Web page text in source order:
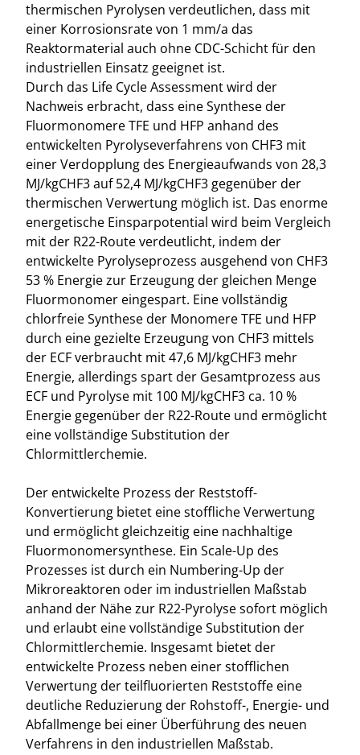
thermischen Pyrolysen verdeutlichen, dass mit
einer Korrosionsrate von 1 mm/a das
Reaktormaterial auch ohne CDC-Schicht für den
industriellen Einsatz geeignet ist.
Durch das Life Cycle Assessment wird der
Nachweis erbracht, dass eine Synthese der
Fluormonomere TFE und HFP anhand des
entwickelten Pyrolyseverfahrens von CHF3 mit
einer Verdopplung des Energieaufwands von 28,3
MJ/kgCHF3 auf 52,4 MJ/kgCHF3 gegenüber der
thermischen Verwertung möglich ist. Das enorme
energetische Einsparpotential wird beim Vergleich
mit der R22-Route verdeutlicht, indem der
entwickelte Pyrolyseprozess ausgehend von CHF3
53 % Energie zur Erzeugung der gleichen Menge
Fluormonomer eingespart. Eine vollständig
chlorfreie Synthese der Monomere TFE und HFP
durch eine gezielte Erzeugung von CHF3 mittels
der ECF verbraucht mit 47,6 MJ/kgCHF3 mehr
Energie, allerdings spart der Gesamtprozess aus
ECF und Pyrolyse mit 100 MJ/kgCHF3 ca. 10 %
Energie gegenüber der R22-Route und ermöglicht
eine vollständige Substitution der
Chlormittlerchemie.
Der entwickelte Prozess der Reststoff-
Konvertierung bietet eine stoffliche Verwertung
und ermöglicht gleichzeitig eine nachhaltige
Fluormonomersynthese. Ein Scale-Up des
Prozesses ist durch ein Numbering-Up der
Mikroreaktoren oder im industriellen Maßstab
anhand der Nähe zur R22-Pyrolyse sofort möglich
und erlaubt eine vollständige Substitution der
Chlormittlerchemie. Insgesamt bietet der
entwickelte Prozess neben einer stofflichen
Verwertung der teilfluorierten Reststoffe eine
deutliche Reduzierung der Rohstoff-, Energie- und
Abfallmenge bei einer Überführung des neuen
Verfahrens in den industriellen Maßstab.